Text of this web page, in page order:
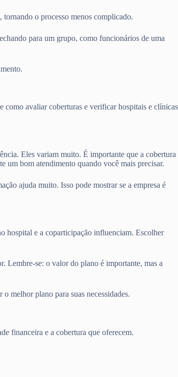
o processo menos complicado.
para um grupo, como funcionários de uma
como avaliar coberturas e verificar hospitais e clínicas
Eles variam muito. É importante que a cobertura
um bom atendimento quando você mais precisar.
ajuda muito. Isso pode mostrar se a empresa é
hospital e a coparticipação influenciam. Escolher
Lembre-se: o valor do plano é importante, mas a
melhor plano para suas necessidades.
financeira e a cobertura que oferecem.